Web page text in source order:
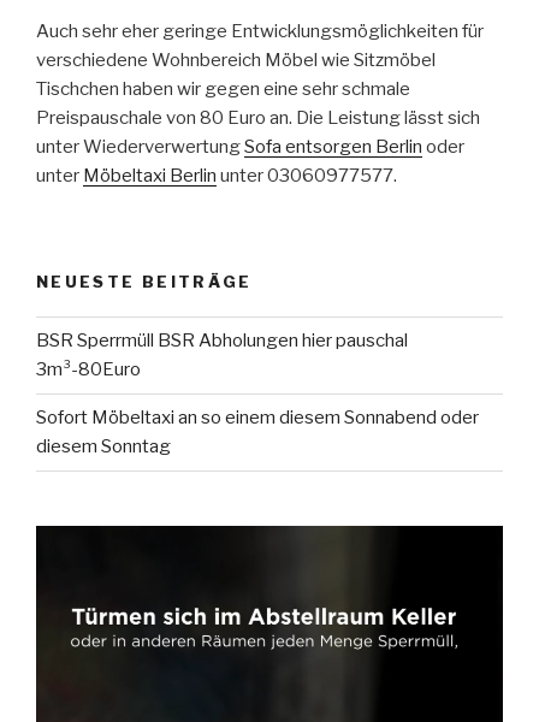
Auch sehr eher geringe Entwicklungsmöglichkeiten für
verschiedene Wohnbereich Möbel wie Sitzmöbel
Tischchen haben wir gegen eine sehr schmale
Preispauschale von 80 Euro an. Die Leistung lässt sich
unter WiederverwertungSofa entsorgen Berlin oder
unter Möbeltaxi Berlin unter 03060977577.
NEUESTE BEITRÄGE
BSR Sperrmüll BSR Abholungen hier pauschal
3m³-80Euro
Sofort Möbeltaxi an so einem diesem Sonnabend oder
diesem Sonntag